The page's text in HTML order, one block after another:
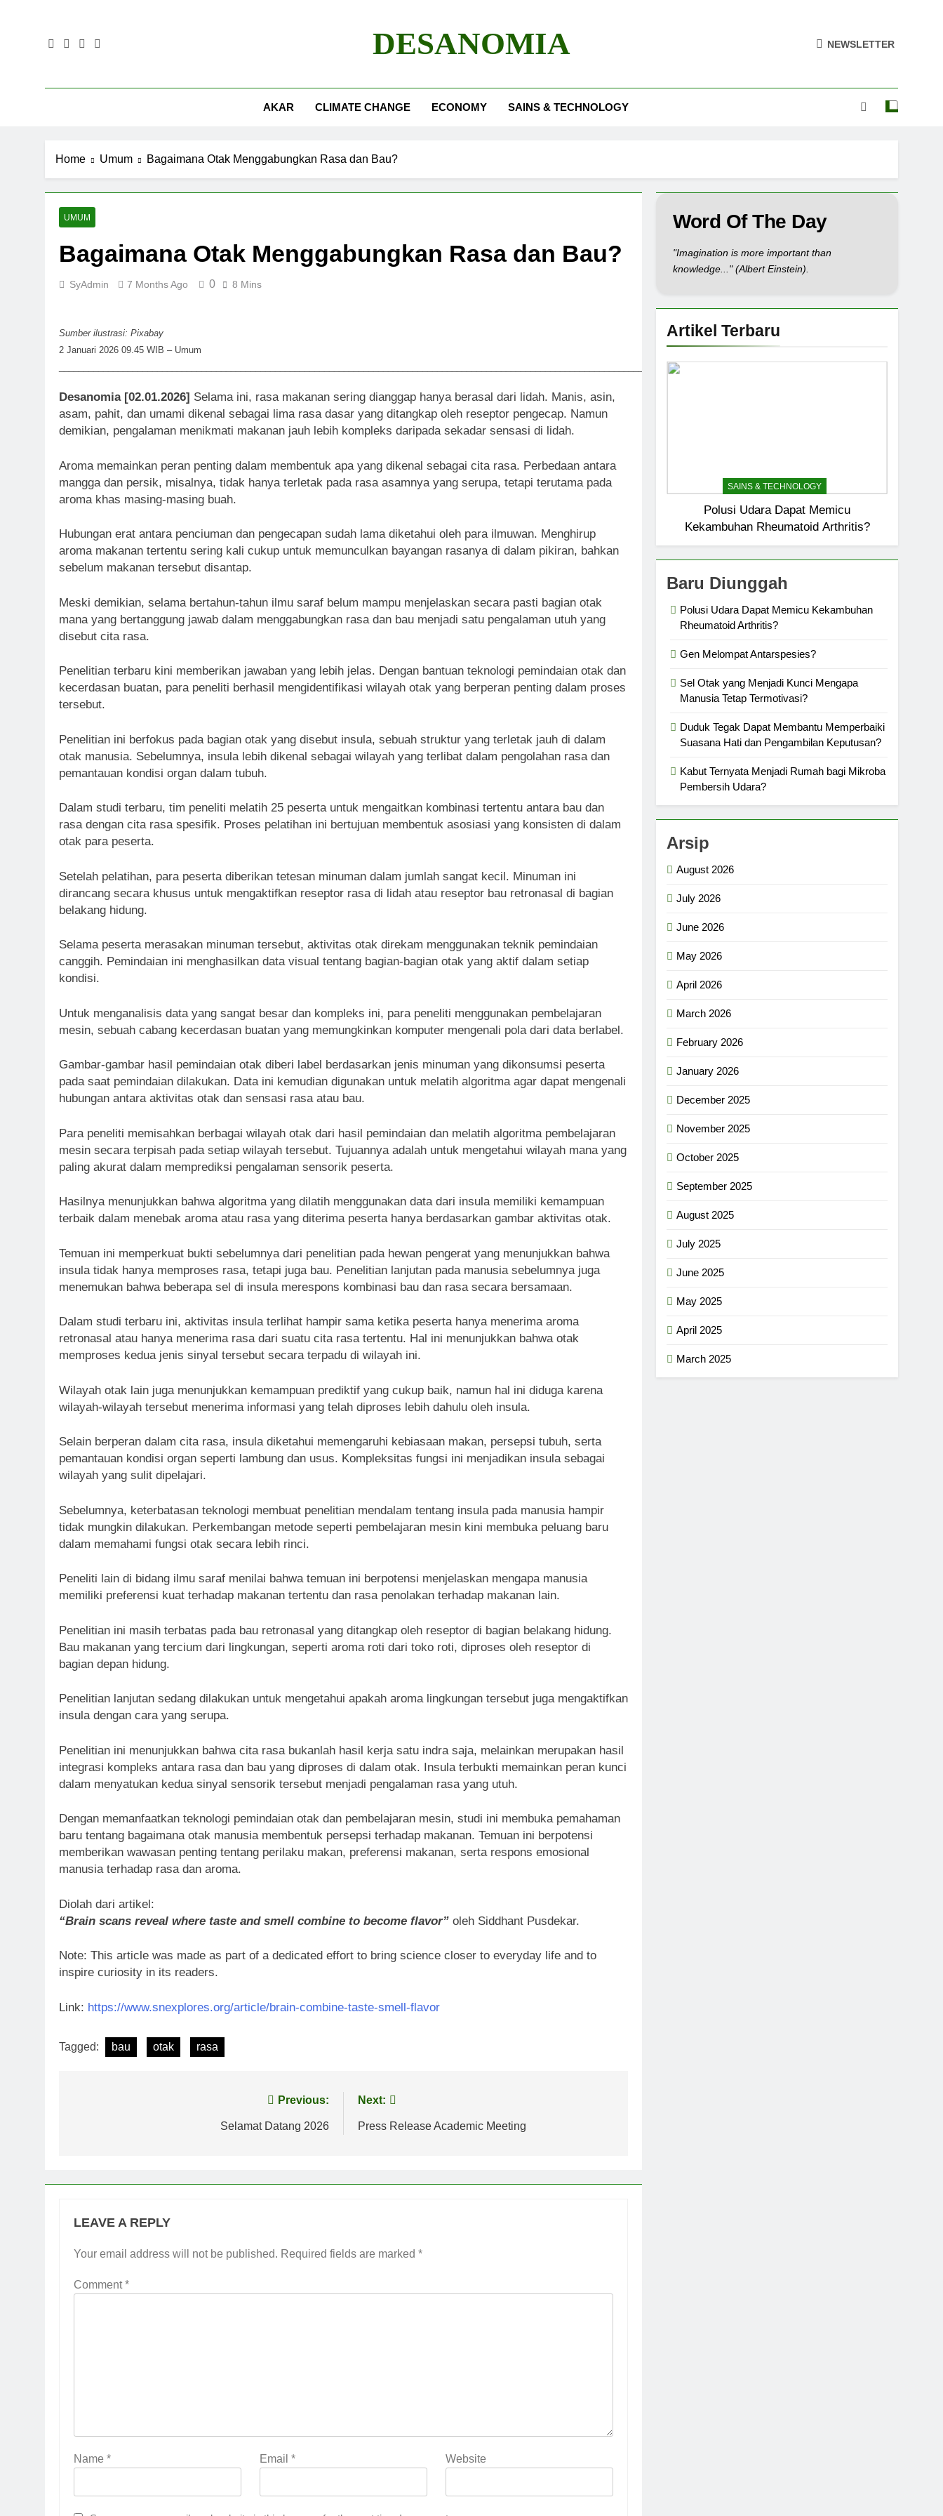
DESANOMIA NEWSLETTER
AKAR CLIMATE CHANGE ECONOMY SAINS & TECHNOLOGY
Home Umum Bagaimana Otak Menggabungkan Rasa dan Bau?
UMUM
Bagaimana Otak Menggabungkan Rasa dan Bau?
SyAdmin 7 Months Ago 0 8 Mins
Sumber ilustrasi: Pixabay
2 Januari 2026 09.45 WIB – Umum
_________________________________________________________________________________________________________________________________________________
Desanomia [02.01.2026] Selama ini, rasa makanan sering dianggap hanya berasal dari lidah. Manis, asin,
asam, pahit, dan umami dikenal sebagai lima rasa dasar yang ditangkap oleh reseptor pengecap. Namun
demikian, pengalaman menikmati makanan jauh lebih kompleks daripada sekadar sensasi di lidah.
Aroma memainkan peran penting dalam membentuk apa yang dikenal sebagai cita rasa. Perbedaan antara
mangga dan persik, misalnya, tidak hanya terletak pada rasa asamnya yang serupa, tetapi terutama pada
aroma khas masing-masing buah.
Hubungan erat antara penciuman dan pengecapan sudah lama diketahui oleh para ilmuwan. Menghirup
aroma makanan tertentu sering kali cukup untuk memunculkan bayangan rasanya di dalam pikiran, bahkan
sebelum makanan tersebut disantap.
Meski demikian, selama bertahun-tahun ilmu saraf belum mampu menjelaskan secara pasti bagian otak
mana yang bertanggung jawab dalam menggabungkan rasa dan bau menjadi satu pengalaman utuh yang
disebut cita rasa.
Penelitian terbaru kini memberikan jawaban yang lebih jelas. Dengan bantuan teknologi pemindaian otak dan
kecerdasan buatan, para peneliti berhasil mengidentifikasi wilayah otak yang berperan penting dalam proses
tersebut.
Penelitian ini berfokus pada bagian otak yang disebut insula, sebuah struktur yang terletak jauh di dalam
otak manusia. Sebelumnya, insula lebih dikenal sebagai wilayah yang terlibat dalam pengolahan rasa dan
pemantauan kondisi organ dalam tubuh.
Dalam studi terbaru, tim peneliti melatih 25 peserta untuk mengaitkan kombinasi tertentu antara bau dan
rasa dengan cita rasa spesifik. Proses pelatihan ini bertujuan membentuk asosiasi yang konsisten di dalam
otak para peserta.
Setelah pelatihan, para peserta diberikan tetesan minuman dalam jumlah sangat kecil. Minuman ini
dirancang secara khusus untuk mengaktifkan reseptor rasa di lidah atau reseptor bau retronasal di bagian
belakang hidung.
Selama peserta merasakan minuman tersebut, aktivitas otak direkam menggunakan teknik pemindaian
canggih. Pemindaian ini menghasilkan data visual tentang bagian-bagian otak yang aktif dalam setiap
kondisi.
Untuk menganalisis data yang sangat besar dan kompleks ini, para peneliti menggunakan pembelajaran
mesin, sebuah cabang kecerdasan buatan yang memungkinkan komputer mengenali pola dari data berlabel.
Gambar-gambar hasil pemindaian otak diberi label berdasarkan jenis minuman yang dikonsumsi peserta
pada saat pemindaian dilakukan. Data ini kemudian digunakan untuk melatih algoritma agar dapat mengenali
hubungan antara aktivitas otak dan sensasi rasa atau bau.
Para peneliti memisahkan berbagai wilayah otak dari hasil pemindaian dan melatih algoritma pembelajaran
mesin secara terpisah pada setiap wilayah tersebut. Tujuannya adalah untuk mengetahui wilayah mana yang
paling akurat dalam memprediksi pengalaman sensorik peserta.
Hasilnya menunjukkan bahwa algoritma yang dilatih menggunakan data dari insula memiliki kemampuan
terbaik dalam menebak aroma atau rasa yang diterima peserta hanya berdasarkan gambar aktivitas otak.
Temuan ini memperkuat bukti sebelumnya dari penelitian pada hewan pengerat yang menunjukkan bahwa
insula tidak hanya memproses rasa, tetapi juga bau. Penelitian lanjutan pada manusia sebelumnya juga
menemukan bahwa beberapa sel di insula merespons kombinasi bau dan rasa secara bersamaan.
Dalam studi terbaru ini, aktivitas insula terlihat hampir sama ketika peserta hanya menerima aroma
retronasal atau hanya menerima rasa dari suatu cita rasa tertentu. Hal ini menunjukkan bahwa otak
memproses kedua jenis sinyal tersebut secara terpadu di wilayah ini.
Wilayah otak lain juga menunjukkan kemampuan prediktif yang cukup baik, namun hal ini diduga karena
wilayah-wilayah tersebut menerima informasi yang telah diproses lebih dahulu oleh insula.
Selain berperan dalam cita rasa, insula diketahui memengaruhi kebiasaan makan, persepsi tubuh, serta
pemantauan kondisi organ seperti lambung dan usus. Kompleksitas fungsi ini menjadikan insula sebagai
wilayah yang sulit dipelajari.
Sebelumnya, keterbatasan teknologi membuat penelitian mendalam tentang insula pada manusia hampir
tidak mungkin dilakukan. Perkembangan metode seperti pembelajaran mesin kini membuka peluang baru
dalam memahami fungsi otak secara lebih rinci.
Peneliti lain di bidang ilmu saraf menilai bahwa temuan ini berpotensi menjelaskan mengapa manusia
memiliki preferensi kuat terhadap makanan tertentu dan rasa penolakan terhadap makanan lain.
Penelitian ini masih terbatas pada bau retronasal yang ditangkap oleh reseptor di bagian belakang hidung.
Bau makanan yang tercium dari lingkungan, seperti aroma roti dari toko roti, diproses oleh reseptor di
bagian depan hidung.
Penelitian lanjutan sedang dilakukan untuk mengetahui apakah aroma lingkungan tersebut juga mengaktifkan
insula dengan cara yang serupa.
Penelitian ini menunjukkan bahwa cita rasa bukanlah hasil kerja satu indra saja, melainkan merupakan hasil
integrasi kompleks antara rasa dan bau yang diproses di dalam otak. Insula terbukti memainkan peran kunci
dalam menyatukan kedua sinyal sensorik tersebut menjadi pengalaman rasa yang utuh.
Dengan memanfaatkan teknologi pemindaian otak dan pembelajaran mesin, studi ini membuka pemahaman
baru tentang bagaimana otak manusia membentuk persepsi terhadap makanan. Temuan ini berpotensi
memberikan wawasan penting tentang perilaku makan, preferensi makanan, serta respons emosional
manusia terhadap rasa dan aroma.
Diolah dari artikel:
“Brain scans reveal where taste and smell combine to become flavor” oleh Siddhant Pusdekar.
Note: This article was made as part of a dedicated effort to bring science closer to everyday life and to
inspire curiosity in its readers.
Link: https://www.snexplores.org/article/brain-combine-taste-smell-flavor
Tagged: bau otak rasa
Previous:
Selamat Datang 2026
Next:
Press Release Academic Meeting
LEAVE A REPLY
Your email address will not be published. Required fields are marked *
Comment*
Name * Email* Website
Word Of The Day
"Imagination is more important than
knowledge..." (Albert Einstein).
Artikel Terbaru
SAINS & TECHNOLOGY
Polusi Udara Dapat Memicu
Kekambuhan Rheumatoid Arthritis?
Baru Diunggah
Polusi Udara Dapat Memicu Kekambuhan
Rheumatoid Arthritis?
Gen Melompat Antarspesies?
Sel Otak yang Menjadi Kunci Mengapa
Manusia Tetap Termotivasi?
Duduk Tegak Dapat Membantu Memperbaiki
Suasana Hati dan Pengambilan Keputusan?
Kabut Ternyata Menjadi Rumah bagi Mikroba
Pembersih Udara?
Arsip
August 2026
July 2026
June 2026
May 2026
April 2026
March 2026
February 2026
January 2026
December 2025
November 2025
October 2025
September 2025
August 2025
July 2025
June 2025
May 2025
April 2025
March 2025